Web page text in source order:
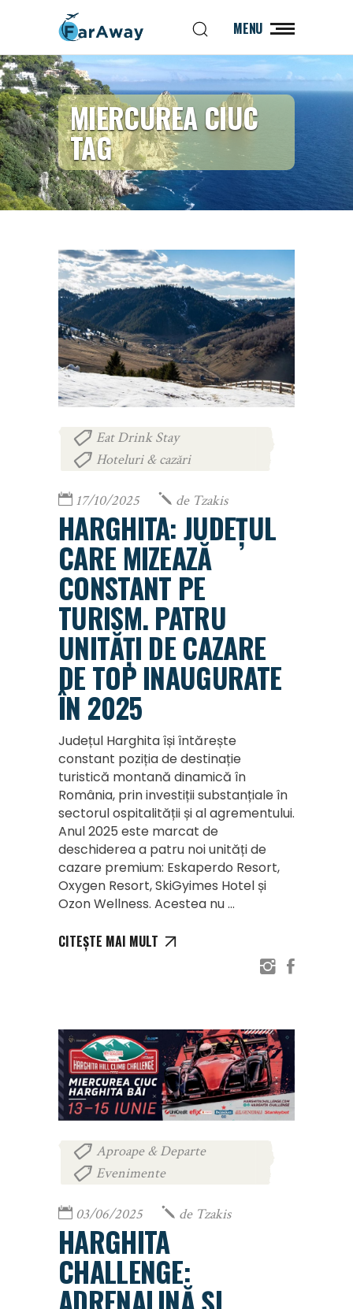
MENU
MIERCUREA CIUC
TAG
Eat Drink Stay
Hoteluri & cazări
17/10/2025 de Tzakis
HARGHITA: JUDEȚUL
CARE MIZEAZĂ
CONSTANT PE
TURISM. PATRU
UNITĂȚI DE CAZARE
DE TOP INAUGURATE
ÎN 2025
Județul Harghita își întărește
constant poziția de destinație
turistică montană dinamică în
România, prin investiții substanțiale în
sectorul ospitalității și al agrementului.
Anul 2025 este marcat de
deschiderea a patru noi unități de
cazare premium: Eskaperdo Resort,
Oxygen Resort, SkiGyimes Hotel și
Ozon Wellness. Acestea nu
CITEȘTE MAI MULT
Aproape & Departe
Evenimente
03/06/2025 de Tzakis
HARGHITA
CHALLENGE: